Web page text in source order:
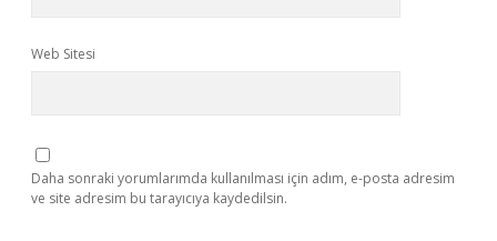
Web Sitesi
Daha sonraki yorumlarımda kullanılması için adım, e-posta adresim
ve site adresim bu tarayıcıya kaydedilsin.